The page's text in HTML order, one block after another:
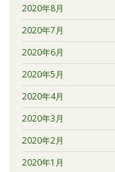
2020年8月
2020年7月
2020年6月
2020年5月
2020年4月
2020年3月
2020年2月
2020年1月